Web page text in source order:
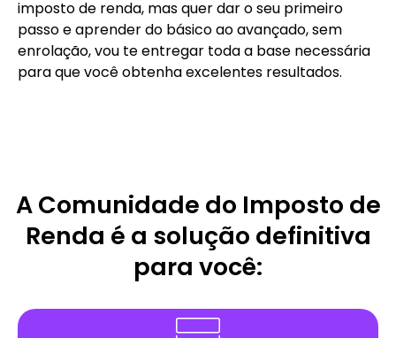
imposto de renda, mas quer dar o seu primeiro
passo e aprender do básico ao avançado, sem
enrolação, vou te entregar toda a base necessária
para que você obtenha excelentes resultados.
A Comunidade do Imposto de
Renda é a solução definitiva
para você: